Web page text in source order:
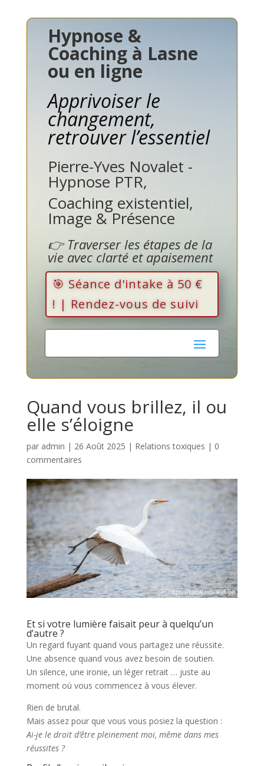
Hypnose &
Coaching à Lasne
ou en ligne
Apprivoiser le
changement,
retrouver l’essentiel
Pierre-Yves Novalet -
Hypnose PTR,
Coaching existentiel,
Image & Présence
👉 Traverser les étapes de la
vie avec clarté et apaisement
🎯 Séance d'intake à 50 €
! | Rendez-vous de suivi
Quand vous brillez, il ou
elle s’éloigne
par admin | 26 Août 2025 | Relations toxiques | 0
commentaires
Et si votre lumière faisait peur à quelqu’un
d’autre ?
Un regard fuyant quand vous partagez une réussite.
Une absence quand vous avez besoin de soutien.
Un silence, une ironie, un léger retrait … juste au
moment où vous commencez à vous élever.
Rien de brutal.
Mais assez pour que vous vous posiez la question :
Ai-je le droit d’être pleinement moi, même dans mes
réussites ?